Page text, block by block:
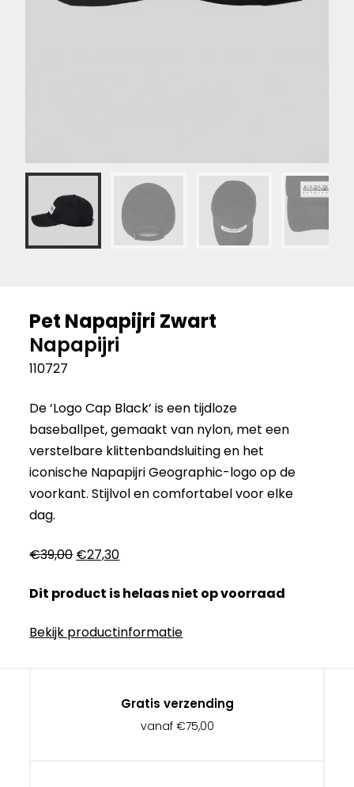
Pet Napapijri Zwart
Napapijri
110727
De ‘Logo Cap Black’ is een tijdloze
baseballpet, gemaakt van nylon, met een
verstelbare klittenbandsluiting en het
iconische Napapijri Geographic-logo op de
voorkant. Stijlvol en comfortabel voor elke
dag.
€39,00 Oorspronkelijke
was:
€27,30Huidige
is:
Dit product is helaas niet op voorraad
Bekijk productinformatie
Gratis verzending
vanaf €75,00